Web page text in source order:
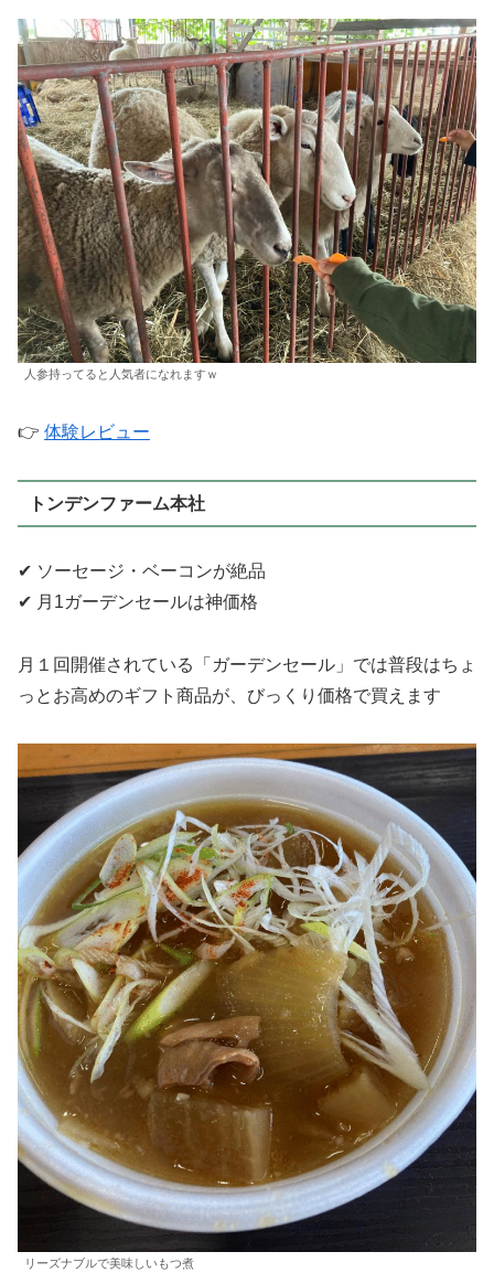
人参持ってると人気者になれますｗ
👉 体験レビュー
トンデンファーム本社
✔ ソーセージ・ベーコンが絶品
✔ 月1ガーデンセールは神価格
月１回開催されている「ガーデンセール」では普段はちょ
っとお高めのギフト商品が、びっくり価格で買えます
リーズナブルで美味しいもつ煮